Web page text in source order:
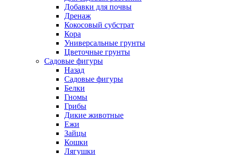
Добавки для почвы
Дренаж
Кокосовый субстрат
Кора
Универсальные грунты
Цветочные грунты
Садовые фигуры
Назад
Садовые фигуры
Белки
Гномы
Грибы
Дикие животные
Ежи
Зайцы
Кошки
Лягушки